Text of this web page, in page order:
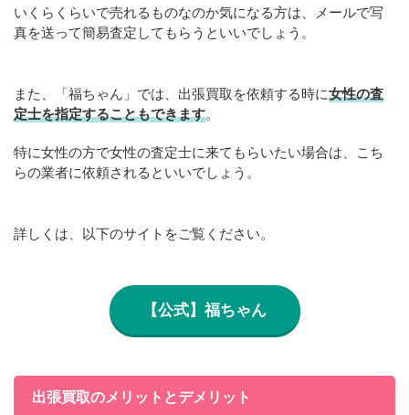
いくらくらいで売れるものなのか気になる方は、メールで写
真を送って簡易査定してもらうといいでしょう。
また、「福ちゃん」では、出張買取を依頼する時に女性の査
定士を指定することもできます。
特に女性の方で女性の査定士に来てもらいたい場合は、こち
らの業者に依頼されるといいでしょう。
詳しくは、以下のサイトをご覧ください。
【公式】福ちゃん
出張買取のメリットとデメリット